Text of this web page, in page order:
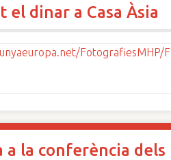
dinar a Casa Àsia
a la conferència